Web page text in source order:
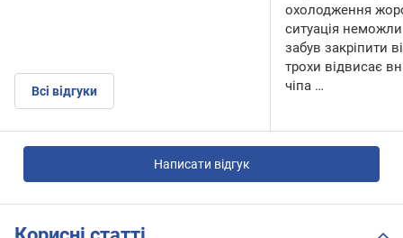
Всі відгуки
охолодження
ситуація
забув закріпити
трохи відвисає
чіпа …
Написати відгук